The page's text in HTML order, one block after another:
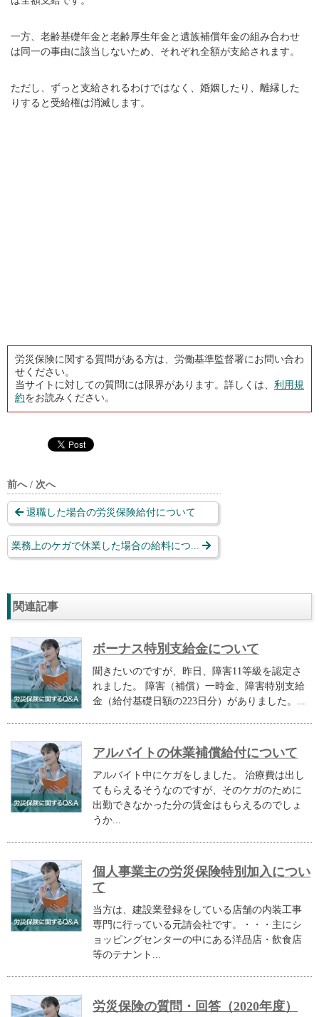
一方、老齢基礎年金と老齢厚生年金と遺族補償年金の組み合わせ
は同一の事由に該当しないため、それぞれ全額が支給されます。
ただし、ずっと支給されるわけではなく、婚姻したり、離縁した
りすると受給権は消滅します。
労災保険に関する質問がある方は、労働基準監督署にお問い合わ
せください。
当サイトに対しての質問には限界があります。詳しくは、 利用規
約をお読みください。
前へ / 次へ
退職した場合の労災保険給付について
業務上のケガで休業した場合の給料につ...
関連記事
ボーナス特別支給金について
聞きたいのですが、昨日、障害11等級を認定さ
れました。 障害（補償）一時金、障害特別支給
金（給付基礎日額の223日分）がありました。...
アルバイトの休業補償給付について
アルバイト中にケガをしました。 治療費は出し
てもらえるそうなのですが、そのケガのために
出勤できなかった分の賃金はもらえるのでしょ
うか...
個人事業主の労災保険特別加入につい
て
当方は、建設業登録をしている店舗の内装工事
専門に行っている元請会社です。・・・主にシ
ョッピングセンターの中にある洋品店・飲食店
等のテナント...
労災保険の質問・回答（2020年度）